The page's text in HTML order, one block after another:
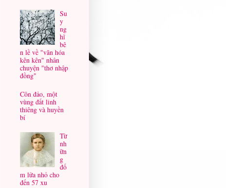
Su
y
ng
hĩ
bê
n lề về "văn hóa
kên kên" nhân
chuyện "thơ nhập
đồng"
Côn đảo, một
vùng đất linh
thiêng và huyền
bí
Từ
nh
ữn
g
đố
m lửa nhỏ cho
đến 57 xu